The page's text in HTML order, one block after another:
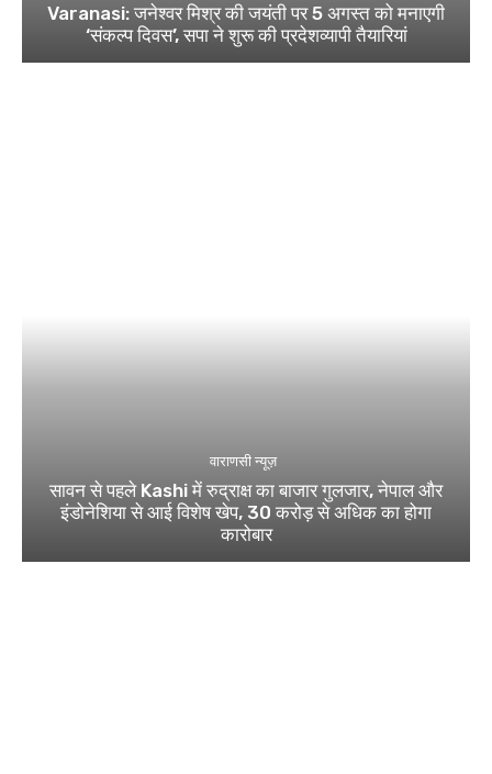
Varanasi: जनेश्वर मिश्र की जयंती पर 5 अगस्त को मनाएगी
‘संकल्प दिवस’, सपा ने शुरू की प्रदेशव्यापी तैयारियां
वाराणसी न्यूज़
सावन से पहले Kashi में रुद्राक्ष का बाजार गुलजार, नेपाल और
इंडोनेशिया से आई विशेष खेप, 30 करोड़ से अधिक का होगा
कारोबार